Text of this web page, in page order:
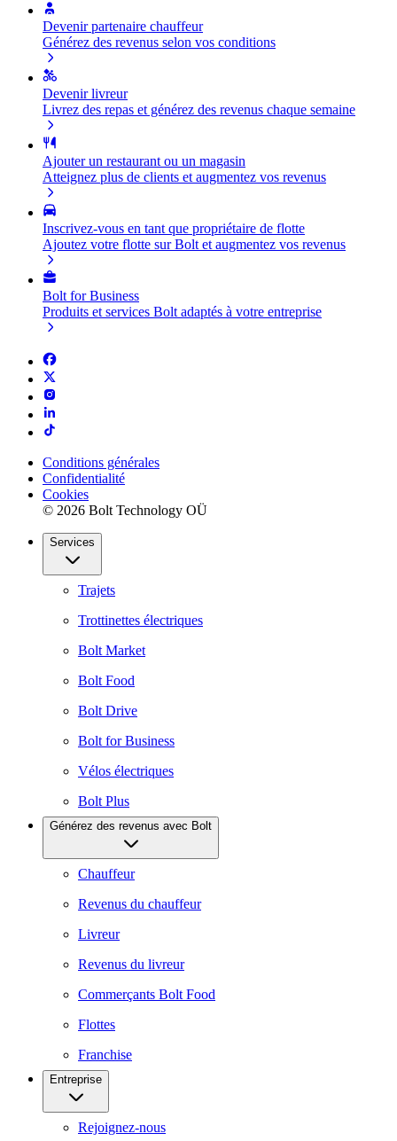
Devenir partenaire chauffeur
Générez des revenus selon vos conditions
Devenir livreur
Livrez des repas et générez des revenus chaque semaine
Ajouter un restaurant ou un magasin
Atteignez plus de clients et augmentez vos revenus
Inscrivez-vous en tant que propriétaire de flotte
Ajoutez votre flotte sur Bolt et augmentez vos revenus
Bolt for Business
Produits et services Bolt adaptés à votre entreprise
Conditions générales
Confidentialité
Cookies
© 2026 Bolt Technology OÜ
Services
Trajets
Trottinettes électriques
Bolt Market
Bolt Food
Bolt Drive
Bolt for Business
Vélos électriques
Bolt Plus
Générez des revenus avec Bolt
Chauffeur
Revenus du chauffeur
Livreur
Revenus du livreur
Commerçants Bolt Food
Flottes
Franchise
Entreprise
Rejoignez-nous